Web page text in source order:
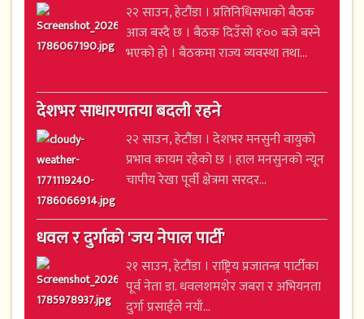
२२ साउन, हेटौंडा । प्रतिनिधिसभाको बैठक
आज बस्दै छ । बैठक दिउँसो १ः०० बजे बस्ने
भएको हो । बैठकमा राज्य व्यवस्था तथा...
देशभर साधारणतया बदली रहने
२२ साउन, हेटौंडा । देशभर मनसुनी वायुको
प्रभाव कायम रहेको छ । हाल मनसुनको न्यून
चापीय रेखा पूर्वी क्षेत्रमा सरदर...
धवल र दुर्गाको 'जय नेपाल पार्टी'
२१ साउन, हेटौंडा । राष्ट्रिय प्रजातन्त्र पार्टीका
पूर्व नेता डा. धवलशमशेर जबरा र अभियनता
दुर्गा प्रसाईंले नयाँ...